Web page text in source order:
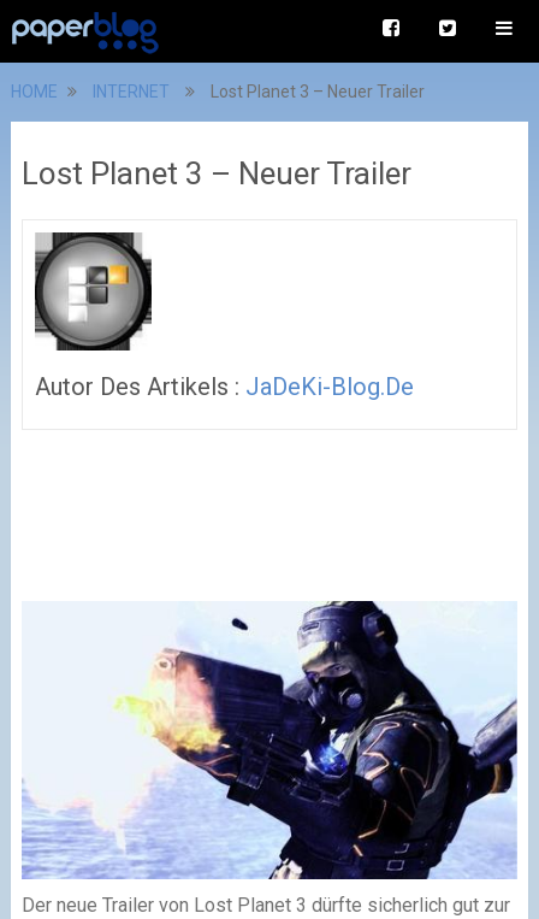
HOME INTERNET Lost Planet 3 – Neuer Trailer
Lost Planet 3 – Neuer Trailer
Autor Des Artikels : JaDeKi-Blog.de
Der neue Trailer von Lost Planet 3 dürfte sicherlich gut zur